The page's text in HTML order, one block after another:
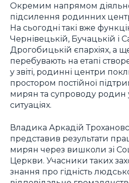
Окремим напрямом
підсилення родинних
На сьогодні такі вже
Чернівецькій, Бучацькій і
Дрогобицькій єпархіях, а
перебувають на етапі
у звіті, родинні центри
простором постійної
мирян та супроводу родин
ситуаціях.
Владика Аркадій
представив результати
мирян через вишколи зі
Церкви. Учасники таких
знання про гідність